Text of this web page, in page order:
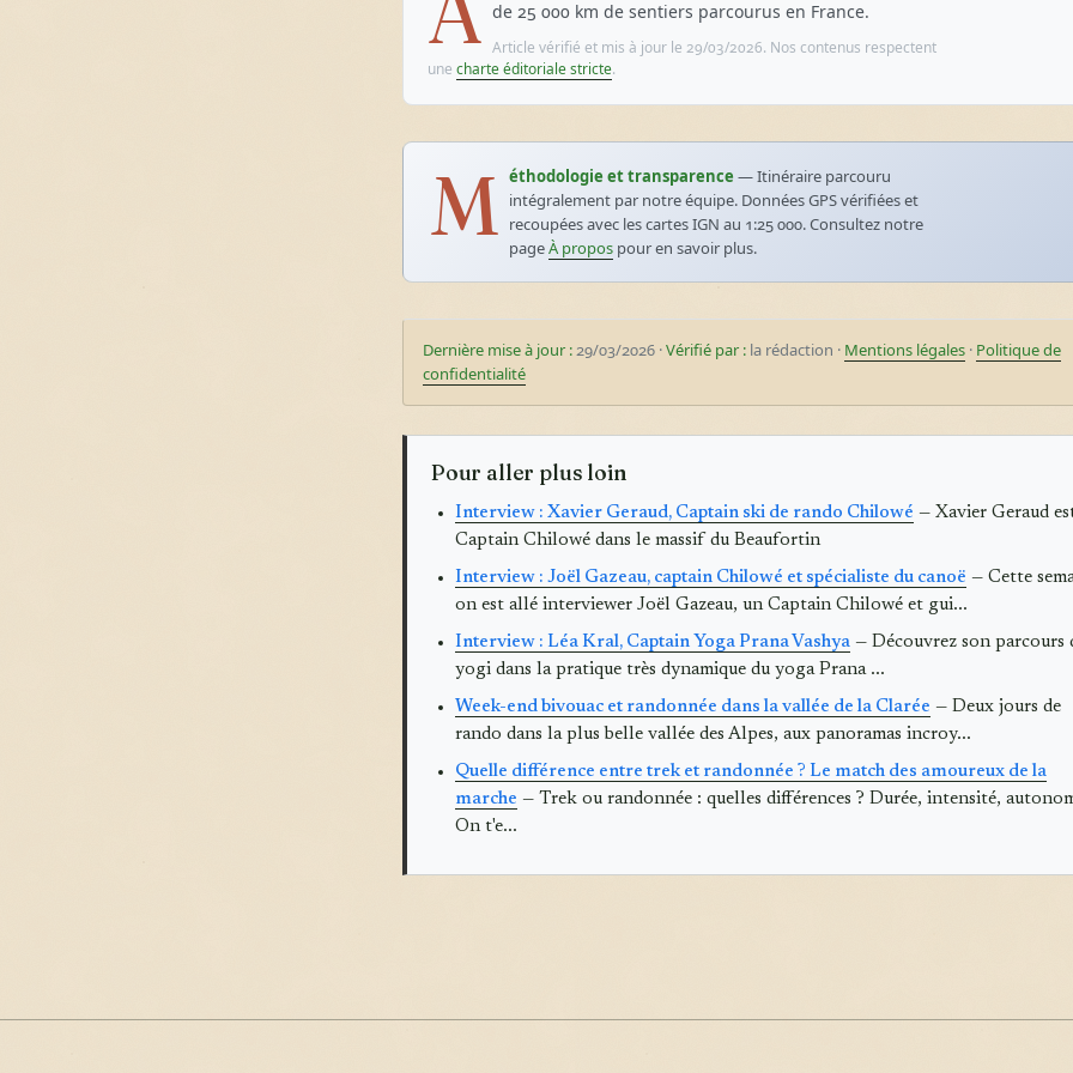
de 25 000 km de sentiers parcourus en France.
Article vérifié et mis à jour le 29/03/2026. Nos contenus respectent
une charte éditoriale stricte.
M éthodologie et transparence — Itinéraire parcouru
intégralement par notre équipe. Données GPS vérifiées et
recoupées avec les cartes IGN au 1:25 000. Consultez notre
pageÀ propos pour en savoir plus.
Dernière mise à jour :29/03/2026 ·Vérifié par : la rédaction · Mentions légales · Politique de
confidentialité
Pour aller plus loin
Interview : Xavier Geraud, Captain ski de rando Chilowé — Xavier Geraud
Captain Chilowé dans le massif du Beaufortin
Interview : Joël Gazeau, captain Chilowé et spécialiste du canoë — Cette
on est allé interviewer Joël Gazeau, un Captain Chilowé et gui...
Interview : Léa Kral, Captain Yoga Prana Vashya — Découvrez son parcours
yogi dans la pratique très dynamique du yoga Prana ...
Week-end bivouac et randonnée dans la vallée de la Clarée — Deux jours de
rando dans la plus belle vallée des Alpes, aux panoramas incroy...
Quelle différence entre trek et randonnée ? Le match des amoureux de la
marche — Trek ou randonnée : quelles différences ? Durée, intensité,
On t'e...